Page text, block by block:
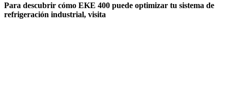
Para descubrir cómo EKE 400 puede optimizar tu sistema de
refrigeración industrial, visita